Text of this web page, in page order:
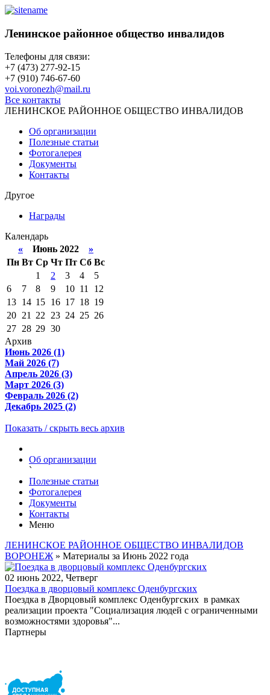
Ленинское районное общество инвалидов
Телефоны для связи:
+7 (473) 277-92-15
+7 (910) 746-67-60
voi.voronezh@mail.ru
Все контакты
ЛЕНИНСКОЕ РАЙОННОЕ ОБЩЕСТВО ИНВАЛИДОВ
Об организации
Полезные статьи
Фотогалерея
Документы
Контакты
Другое
Награды
Календарь
« Июнь 2022 »
Пн Вт Ср Чт Пт Сб Вс
1
2 3 4
5
6
7 8 9 10 11
12
13 14 15 16 17 18 19
20 21 22 23 24 25 26
27 28 29 30
Архив
Июнь 2026 (1)
Май 2026 (7)
Апрель 2026 (3)
Март 2026 (3)
Февраль 2026 (2)
Декабрь 2025 (2)
Показать / скрыть весь архив
Об организации
`
Полезные статьи
Фотогалерея
Документы
Контакты
Меню
ЛЕНИНСКОЕ РАЙОННОЕ ОБЩЕСТВО ИНВАЛИДОВ
ВОРОНЕЖ» Материалы за Июнь 2022 года
02 июнь 2022, Четверг
Поездка в дворцовый комплекс Оденбургских
Поездка в Дворцовый комплекс Оденбургских в рамках
реализации проекта "Социализация людей с ограниченными
возможностями здоровья"...
Партнеры